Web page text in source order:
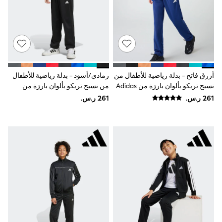
Baker by Ted Baker
Boden
Lipsy
Love & Roses
Mint Velvet
Monsoon
River Island
SCHOOWEAR
All Boys Schoolwear
Shoes
Trousers
Sweatshirts & Jumpers
Coats & Jackets
Underwear
Socks
Multipacks
All Boys Sport & Swimwear
Trainers & Pumps
Swimwear
Tops
أزرق فاتح - بدلة رياضية للأطفال من
نسيج تريكو بألوان بارزة من Adidas
رمادي/أسود - بدلة رياضية للأطفال
من نسيج تريكو بألوان بارزة من
Adidas